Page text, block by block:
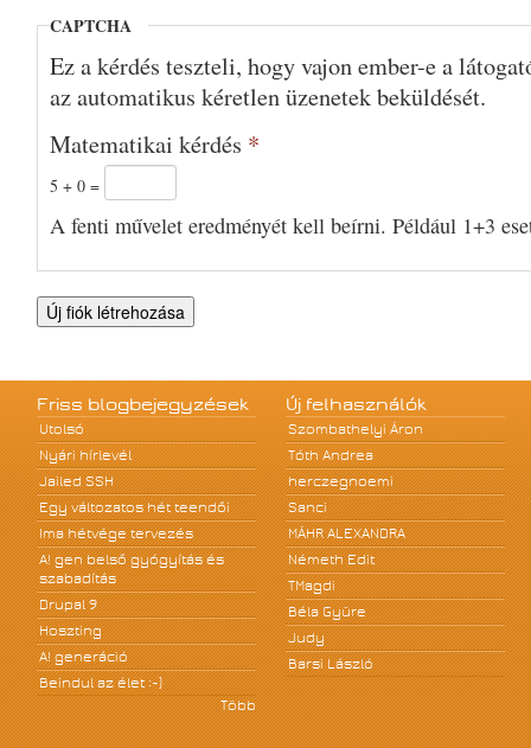
CAPTCHA
Ez a kérdés teszteli, hogy vajon ember-e a
az automatikus kéretlen üzenetek beküldését.
Matematikai kérdés *
5 + 0 =
A fenti művelet eredményét kell beírni. Például 1+3
Friss blogbejegyzések
Utolsó
Nyári hírlevél
Jailed SSH
Egy változatos hét teendői
Ima hétvége tervezés
A! gen belső gyógyítás és
szabadítás
Drupal 9
Hoszting
A! generáció
Beindul az élet :-)
Több
Új felhasználók
Szombathelyi Áron
Tóth Andrea
herczegnoemi
Sanci
MÁHR ALEXANDRA
Németh Edit
TMagdi
Béla Gyüre
Judy
Barsi László